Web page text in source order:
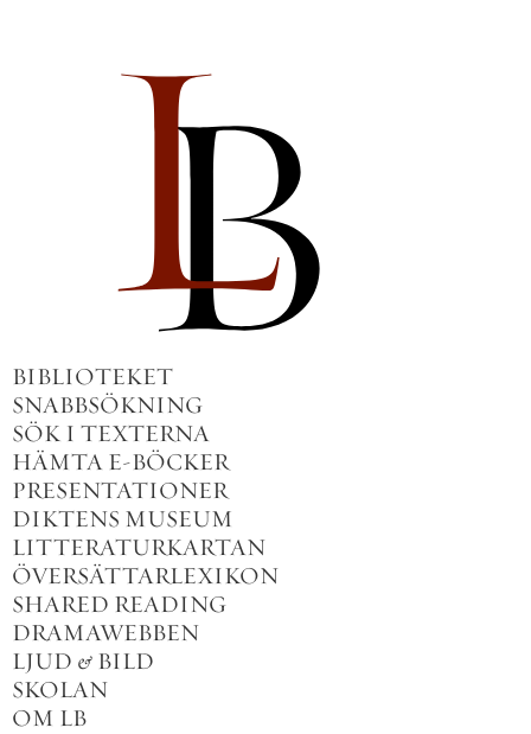
BIBLIOTEKET
SNABBSÖKNING
SÖK I TEXTERNA
HÄMTA E-BÖCKER
PRESENTATIONER
DIKTENS MUSEUM
LITTERATURKARTAN
ÖVERSÄTTARLEXIKON
SHARED READING
DRAMAWEBBEN
LJUD & BILD
SKOLAN
OM LB